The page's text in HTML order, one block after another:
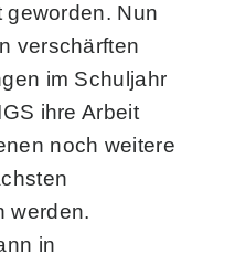
geworden. Nun
verschärften
im Schuljahr
ihre Arbeit
noch weitere
werden.
in